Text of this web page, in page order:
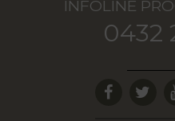
INFOLINE
0432